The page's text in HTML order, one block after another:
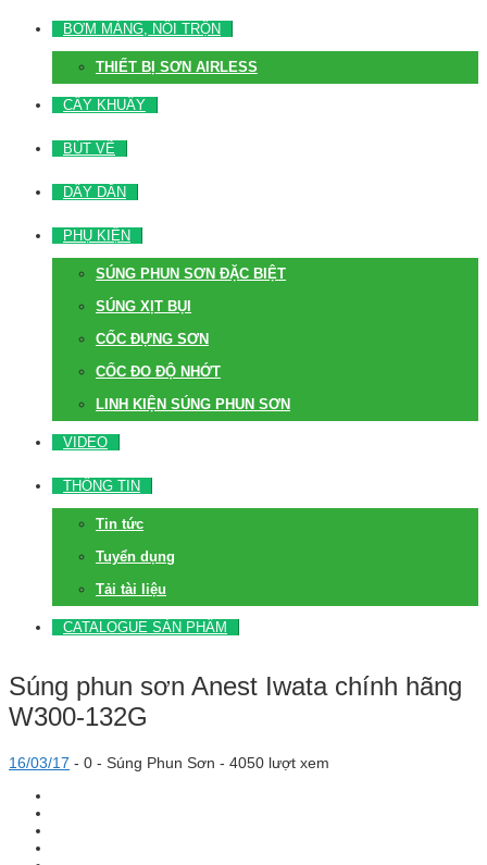
BƠM MÀNG, NỒI TRỘN
THIẾT BỊ SƠN AIRLESS
CÂY KHUẤY
BÚT VẼ
DÂY DẪN
PHỤ KIỆN
SÚNG PHUN SƠN ĐẶC BIỆT
SÚNG XỊT BỤI
CỐC ĐỰNG SƠN
CỐC ĐO ĐỘ NHỚT
LINH KIỆN SÚNG PHUN SƠN
VIDEO
THÔNG TIN
Tin tức
Tuyển dụng
Tải tài liệu
CATALOGUE SẢN PHẨM
Súng phun sơn Anest Iwata chính hãng
W300-132G
16/03/17 - 0 - Súng Phun Sơn - 4050 lượt xem